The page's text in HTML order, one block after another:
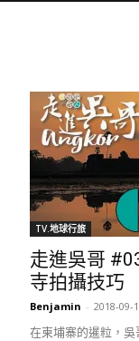
TV.地球行旅
走進吳哥
寺拍攝技巧
Benjamin - 2018-09-
在柬埔寨的暹粒，